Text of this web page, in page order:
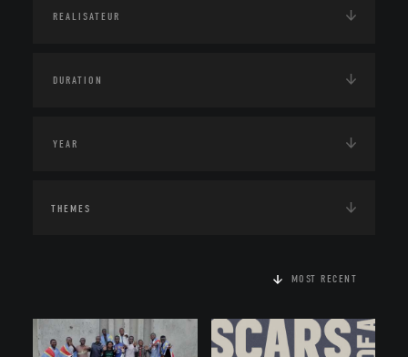
THEMES
MOST RECENT